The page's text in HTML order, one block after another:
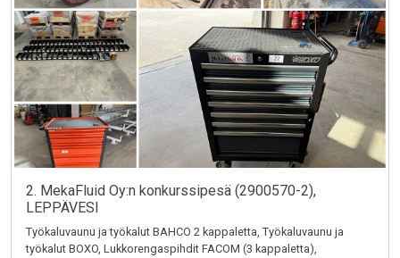
2. MekaFluid Oy:n konkurssipesä (2900570-2),
LEPPÄVESI
Työkaluvaunu ja työkalut BAHCO 2 kappaletta, Työkaluvaunu ja
työkalut BOXO, Lukkorengaspihdit FACOM (3 kappaletta),